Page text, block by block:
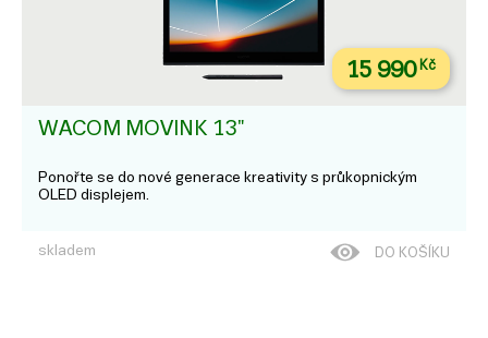
15 990Kč
WACOM MOVINK 13"
Ponořte se do nové generace kreativity s průkopnickým
OLED displejem.
skladem DO KOŠÍKU